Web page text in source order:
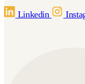
Linkedin